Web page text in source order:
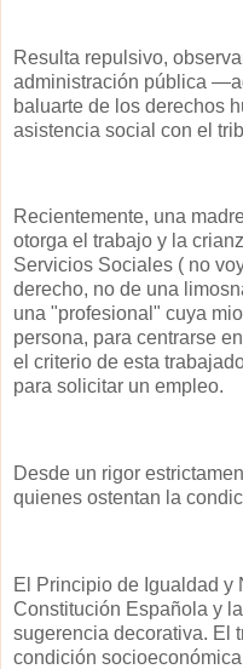
Resulta repulsivo,
administración pública
baluarte de los derechos
asistencia social con el
Recientemente, una
otorga el trabajo y la
Servicios Sociales ( no
derecho, no de una
una "profesional" cuya
persona, para centrarse
el criterio de esta
para solicitar un empleo.
Desde un rigor
quienes ostentan la
El Principio de Igualdad y
Constitución Española y
sugerencia decorativa. El
condición